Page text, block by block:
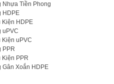
Nhựa Tiền Phong
HDPE
Kiện HDPE
uPVC
Kiện uPVC
PPR
Kiện PPR
Gân Xoắn HDPE